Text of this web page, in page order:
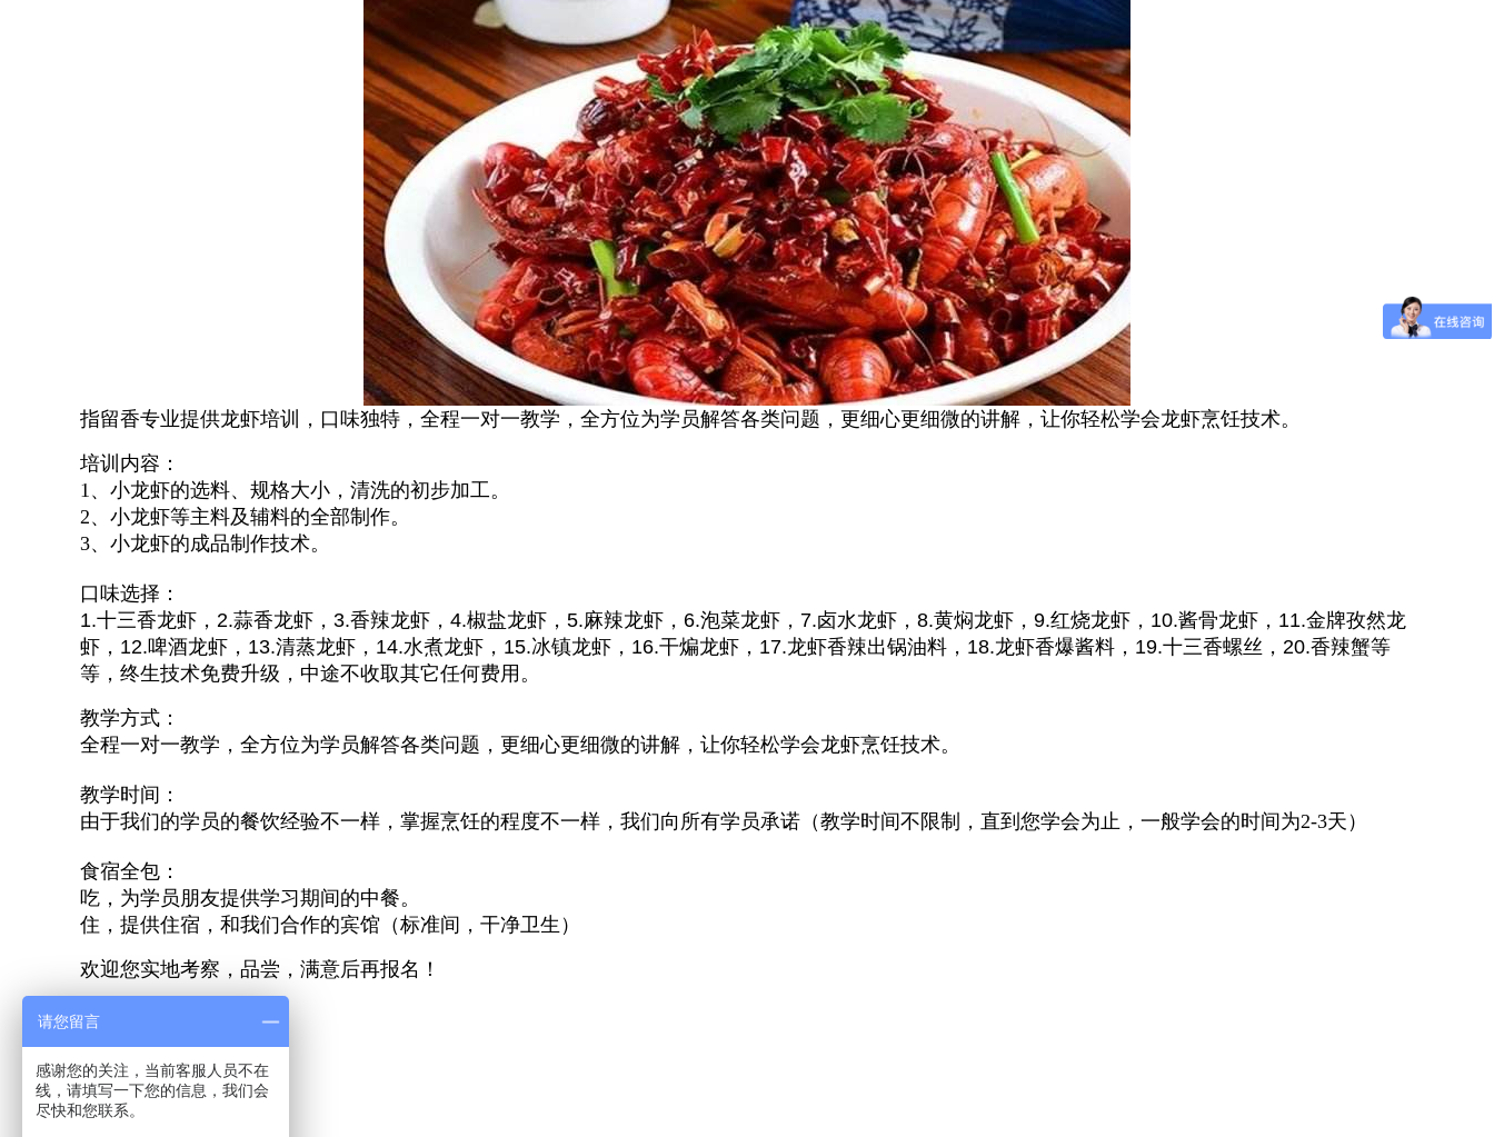
指留香专业提供龙虾培训，口味独特，全程一对一教学，全方位为学员解答各类问题，更细心更细微的讲解，让你轻松学会龙虾烹饪技术。
培训内容：
1、小龙虾的选料、规格大小，清洗的初步加工。
2、小龙虾等主料及辅料的全部制作。
3、小龙虾的成品制作技术。
口味选择：
1.十三香龙虾，2.蒜香龙虾，3.香辣龙虾，4.椒盐龙虾，5.麻辣龙虾，6.泡菜龙虾，7.卤水龙虾，8.黄焖龙虾，9.红烧龙虾，10.酱骨龙虾，11.金牌孜然龙
虾，12.啤酒龙虾，13.清蒸龙虾，14.水煮龙虾，15.冰镇龙虾，16.干煸龙虾，17.龙虾香辣出锅油料，18.龙虾香爆酱料，19.十三香螺丝，20.香辣蟹等
等，终生技术免费升级，中途不收取其它任何费用。
教学方式：
全程一对一教学，全方位为学员解答各类问题，更细心更细微的讲解，让你轻松学会龙虾烹饪技术。
教学时间：
由于我们的学员的餐饮经验不一样，掌握烹饪的程度不一样，我们向所有学员承诺（教学时间不限制，直到您学会为止，一般学会的时间为2-3天）
食宿全包：
吃，为学员朋友提供学习期间的中餐。
住，提供住宿，和我们合作的宾馆（标准间，干净卫生）
欢迎您实地考察，品尝，满意后再报名！
下一篇: 十三香龙虾
请您留言
感谢您的关注，当前客服人员不在
线，请填写一下您的信息，我们会
尽快和您联系。